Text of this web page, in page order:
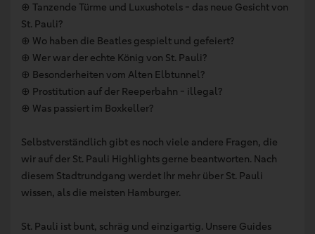
⊕ Tanzende Türme und Luxushotels - das neue Gesicht von
St. Pauli?
⊕ Wo haben die Beatles gespielt und gefeiert?
⊕ Wer war der echte König von St. Pauli?
⊕ Besonderheiten vom Alten Elbtunnel?
⊕ Prostitution auf der Reeperbahn - illegal?
⊕ Was passiert im Boxkeller?
Selbstverständlich gibt es noch viele andere Fragen, die
wir auf der St. Pauli Highlights gerne beantworten. Nach
diesem Stadtrundgang werdet Ihr mehr über St. Pauli
wissen, als die meisten Hamburger.
St. Pauli ist bunt, schräg und einzigartig. Unsere Guides